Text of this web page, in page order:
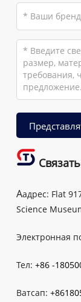
Aадрес: Flat
Science
Электронная
Тел: +86 -
Ватсап: